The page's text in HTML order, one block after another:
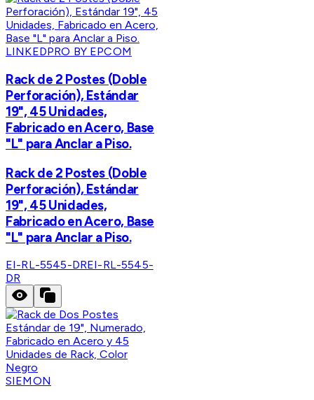
LINKEDPRO BY EPCOM
Rack de 2 Postes (Doble
Perforación), Estándar
19", 45 Unidades,
Fabricado en Acero, Base
"L" para Anclar a Piso.
Rack de 2 Postes (Doble
Perforación), Estándar
19", 45 Unidades,
Fabricado en Acero, Base
"L" para Anclar a Piso.
EI-RL-5545-DREI-RL-5545-
DR
SIEMON